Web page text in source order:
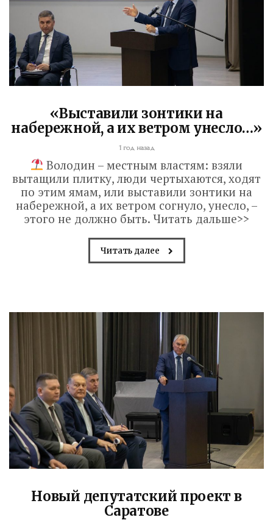
«Выставили зонтики на
набережной, а их ветром унесло…»
1 год назад
Володин – местным властям: взяли
вытащили плитку, люди чертыхаются, ходят
по этим ямам, или выставили зонтики на
набережной, а их ветром согнуло, унесло, –
этого не должно быть. Читать дальше>>
Читать далее
Новый депутатский проект в
Саратове
радиоэлектроники
им. Яблочкова СГУ
2 недели назад
Вячеслав Володин в ходе ВКС
раскритиковал ответственных лиц за
ненадлежащую эксплуатацию и
разрушение здания колледжа,
имеющего статус объекта историко-
культурного наследия. Напомним,
ранее в ходе рабочей поездки он
посетил старейший...
Read More